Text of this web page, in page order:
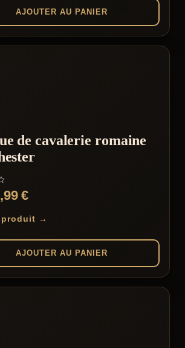
AJOUTER AU PANIER
de cavalerie romaine
€
produit →
AJOUTER AU PANIER